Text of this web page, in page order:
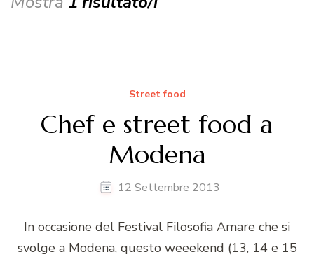
Street food
Chef e street food a
Modena
12 Settembre 2013
In occasione del Festival Filosofia Amare che si
svolge a Modena, questo weeekend (13, 14 e 15